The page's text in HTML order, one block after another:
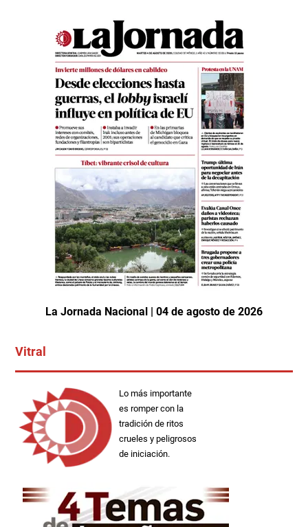
La Jornada Nacional | 04 de agosto de 2026
Vitral
Lo más importante
es romper con la
tradición de ritos
crueles y peligrosos
de iniciación.